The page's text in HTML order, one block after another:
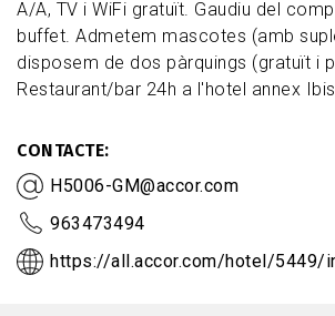
A/A, TV i WiFi gratuït. Gaudiu del
buffet. Admetem mascotes (amb
disposem de dos pàrquings (gratuït i
Restaurant/bar 24h a l'hotel annex
CONTACTE
H5006-GM@accor.com
963473494
https://all.accor.com/hotel/5449/